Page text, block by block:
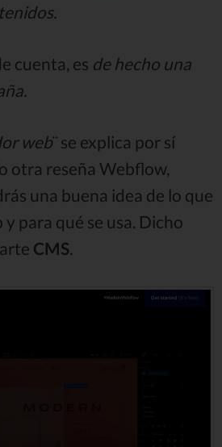
cuenta, es de hecho una
web¨ se explica por sí
otra reseña Webflow,
una buena idea de lo que
para qué se usa. Dicho
CMS